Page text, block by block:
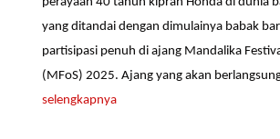
yang ditandai dengan dimulainya babak
partisipasi penuh di ajang Mandalika
(MFoS) 2025. Ajang yang akan
selengkapnya